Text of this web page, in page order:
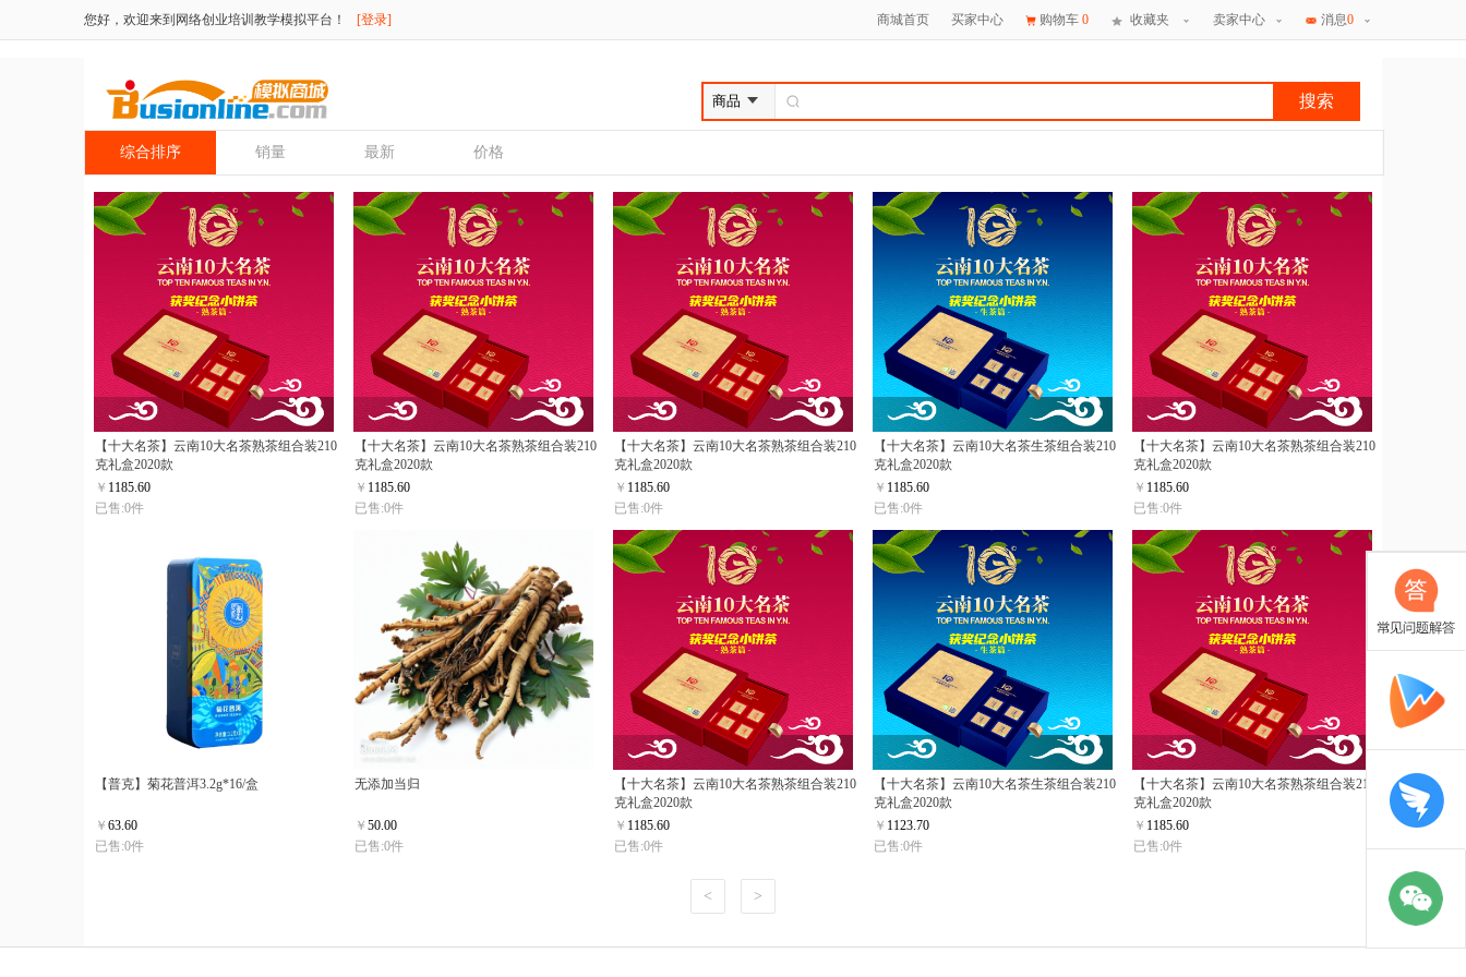
您好，欢迎来到网络创业培训教学模拟平台！ [登录] 商城首页 买家中心 购物车 0 收藏夹 卖家中心 消息0
搜索
综合排序 销量 最新 价格
【十大名茶】云南10大名茶熟茶组合装210
克礼盒2020款
￥ 1185.60
已售:0件
【十大名茶】云南10大名茶熟茶组合装210
克礼盒2020款
￥ 1185.60
已售:0件
【十大名茶】云南10大名茶熟茶组合装210
克礼盒2020款
￥ 1185.60
已售:0件
【十大名茶】云南10大名茶生茶组合装210
克礼盒2020款
￥ 1185.60
已售:0件
【十大名茶】云南10大名茶熟茶组合装210
克礼盒2020款
￥ 1185.60
已售:0件
【普克】菊花普洱3.2g*16/盒
￥ 63.60
已售:0件
无添加当归
￥ 50.00
已售:0件
【十大名茶】云南10大名茶熟茶组合装210
克礼盒2020款
￥ 1185.60
已售:0件
【十大名茶】云南10大名茶生茶组合装210
克礼盒2020款
￥ 1123.70
已售:0件
【十大名茶】云南10大名茶熟茶组合装210
克礼盒2020款
￥ 1185.60
已售:0件
< >